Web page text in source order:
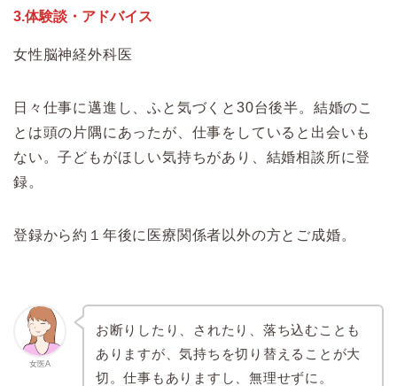
3.体験談・アドバイス
女性脳神経外科医
日々仕事に邁進し、ふと気づくと30台後半。結婚のこ
とは頭の片隅にあったが、仕事をしていると出会いも
ない。子どもがほしい気持ちがあり、結婚相談所に登
録。
登録から約１年後に医療関係者以外の方とご成婚。
女医A
お断りしたり、されたり、落ち込むことも
ありますが、気持ちを切り替えることが大
切。仕事もありますし、無理せずに。